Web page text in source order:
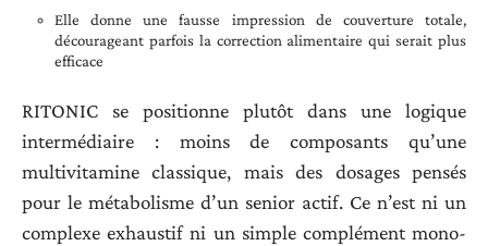
Elle donne une fausse impression de couverture totale,
décourageant parfois la correction alimentaire qui serait plus
efficace
RITONIC se positionne plutôt dans une logique
intermédiaire : moins de composants qu’une
multivitamine classique, mais des dosages pensés
pour le métabolisme d’un senior actif. Ce n’est ni un
complexe exhaustif ni un simple complément mono-